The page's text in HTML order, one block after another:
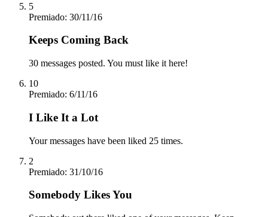
5
Premiado: 30/11/16
Keeps Coming Back
30 messages posted. You must like it here!
10
Premiado: 6/11/16
I Like It a Lot
Your messages have been liked 25 times.
2
Premiado: 31/10/16
Somebody Likes You